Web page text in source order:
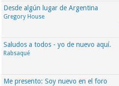
Desde algún lugar de Argentina
Gregory House
Saludos a todos - yo de nuevo aquí.
Rabsaqué
Me presento: Soy nuevo en el foro